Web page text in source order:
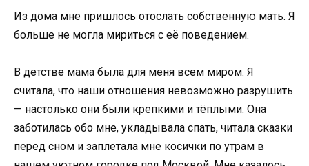
Из дома мне пришлось отослать собственную мать. Я
больше не могла мириться с её поведением.
В детстве мама была для меня всем миром. Я
считала, что наши отношения невозможно разрушить
— настолько они были крепкими и тёплыми. Она
заботилась обо мне, укладывала спать, читала сказки
перед сном и заплетала мне косички по утрам в